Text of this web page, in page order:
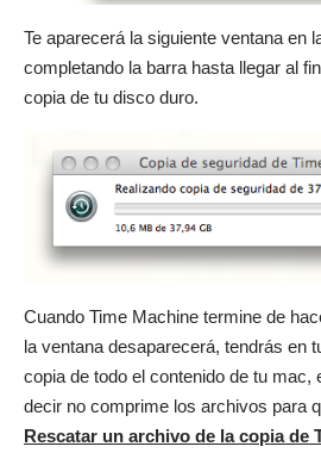
Te aparecerá la siguiente ventana en
completando la barra hasta llegar al
copia de tu disco duro.
Cuando Time Machine termine de
la ventana desaparecerá, tendrás en
copia de todo el contenido de tu mac,
decir no comprime los archivos para
Rescatar un archivo de la copia de